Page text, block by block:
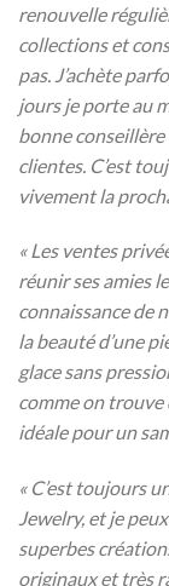
renouvelle
collections et
pas. J’achète
jours je porte au
bonne
clientes. C’est
vivement la
« Les ventes
réunir ses amies
connaissance de
la beauté d’une
glace sans
comme on trouve
idéale pour un
« C’est toujours
Jewelry, et je
superbes
originaux et très